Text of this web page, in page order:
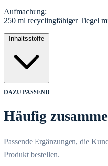
Aufmachung:
250 ml recyclingfähiger Tiegel
Inhaltsstoffe
DAZU PASSEND
Häufig
Passende Ergänzungen, die
Produkt bestellen.